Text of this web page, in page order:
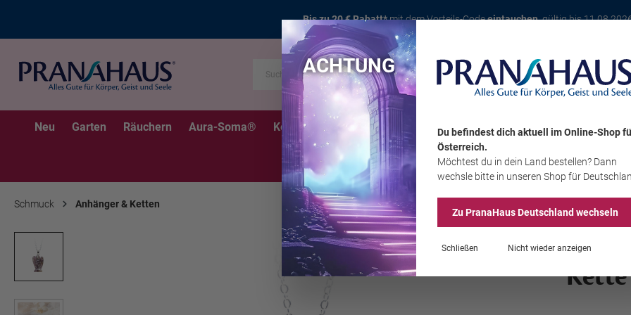
Bis zu 20 € Rabatt*mit dem Vorteils-Codeeintauchen, gültig bis
Karte
Neu Garten Räuchern Aura-Soma® Kerzen Schmuck Edelsteine Wohnambiente
Sale
Schmuck Anhänger & Ketten
Kette
ACHTUNG
Du befindest dich aktuell im Online-Shop
Österreich.
Möchtest du in dein Land bestellen? Dann
wechsle bitte in unseren Shop für
Zu PranaHausDeutschland wechseln
Schließen Nicht wieder anzeigen